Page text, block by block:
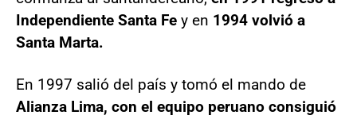
Independiente Santa Fe y en 1994 volvió a
Santa Marta.
En 1997 salió del país y tomó el mando de
Alianza Lima, con el equipo peruano consiguió